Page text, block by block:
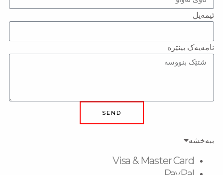
ئیمەیل
نامەیەک بینێرە
SEND
ببەخشە
Visa & Master Card